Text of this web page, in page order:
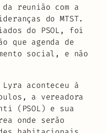
reunião com a
do MTST.
do PSOL, foi
que agenda de
social, e não
aconteceu à
a vereadora
(PSOL) e sua
onde serão